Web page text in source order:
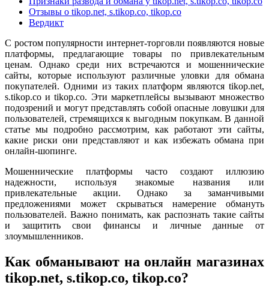
Отзывы о tikop.net, s.tikop.co, tikop.co
Вердикт
С ростом популярности интернет-торговли появляются новые
платформы, предлагающие товары по привлекательным
ценам. Однако среди них встречаются и мошеннические
сайты, которые используют различные уловки для обмана
покупателей. Одними из таких платформ являются tikop.net,
s.tikop.co и tikop.co. Эти маркетплейсы вызывают множество
подозрений и могут представлять собой опасные ловушки для
пользователей, стремящихся к выгодным покупкам. В данной
статье мы подробно рассмотрим, как работают эти сайты,
какие риски они представляют и как избежать обмана при
онлайн-шопинге.
Мошеннические платформы часто создают иллюзию
надежности, используя знакомые названия или
привлекательные акции. Однако за заманчивыми
предложениями может скрываться намерение обмануть
пользователей. Важно понимать, как распознать такие сайты
и защитить свои финансы и личные данные от
злоумышленников.
Как обманывают на онлайн магазинах
tikop.net, s.tikop.co, tikop.co?